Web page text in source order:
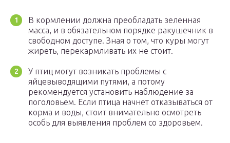
В кормлении должна преобладать зеленная
масса, и в обязательном порядке ракушечник в
свободном доступе. Зная о том, что куры могут
жиреть, перекармливать их не стоит.
У птиц могут возникать проблемы с
яйцевыводящими путями, а потому
рекомендуется установить наблюдение за
поголовьем. Если птица начнет отказываться от
корма и воды, стоит внимательно осмотреть
особь для выявления проблем со здоровьем.